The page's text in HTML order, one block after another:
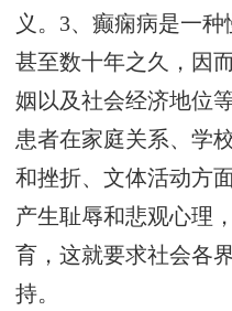
义。3、癫痫病是一种
甚至数十年之久，因
姻以及社会经济地位
患者在家庭关系、学
和挫折、文体活动方
产生耻辱和悲观心理
育，这就要求社会各
持。